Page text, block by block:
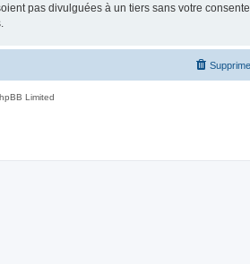
pas divulguées à un tiers sans votre
Limited